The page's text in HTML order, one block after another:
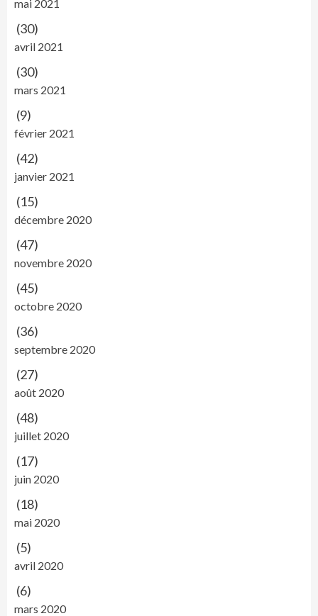
mai 2021
(30)
avril 2021
(30)
mars 2021
(9)
février 2021
(42)
janvier 2021
(15)
décembre 2020
(47)
novembre 2020
(45)
octobre 2020
(36)
septembre 2020
(27)
août 2020
(48)
juillet 2020
(17)
juin 2020
(18)
mai 2020
(5)
avril 2020
(6)
mars 2020